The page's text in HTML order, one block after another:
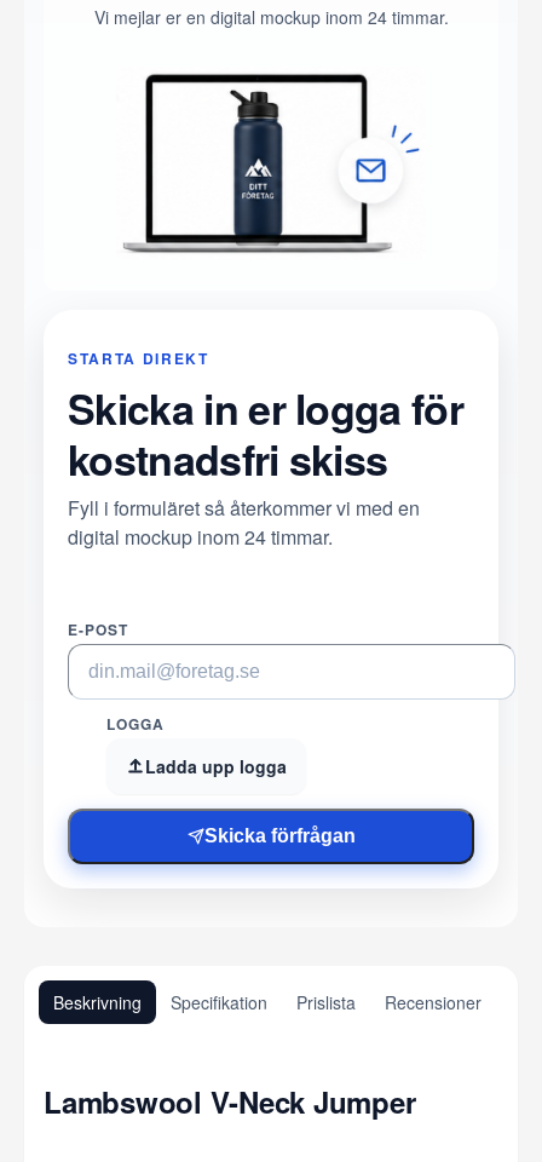
Vi mejlar er en digital mockup inom 24 timmar.
STARTA DIREKT
Skicka in er logga för
kostnadsfri skiss
Fyll i formuläret så återkommer vi med en
digital mockup inom 24 timmar.
E-POST
LOGGA
Ladda upp logga
Skicka förfrågan
Beskrivning Specifikation Prislista Recensioner
Lambswool V-Neck Jumper